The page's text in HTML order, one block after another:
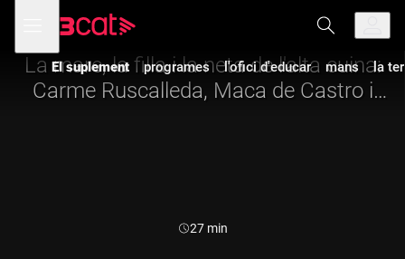
navegació
principal
menú
de
El suplement programes l'ofici d'educar mans la
La mare, la filla i la neta de l'alta cuina:
Carme Ruscalleda, Maca de Castro i
Durada:
27 min